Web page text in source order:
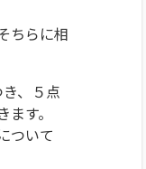
ちらに相
、５点
す。
ついて